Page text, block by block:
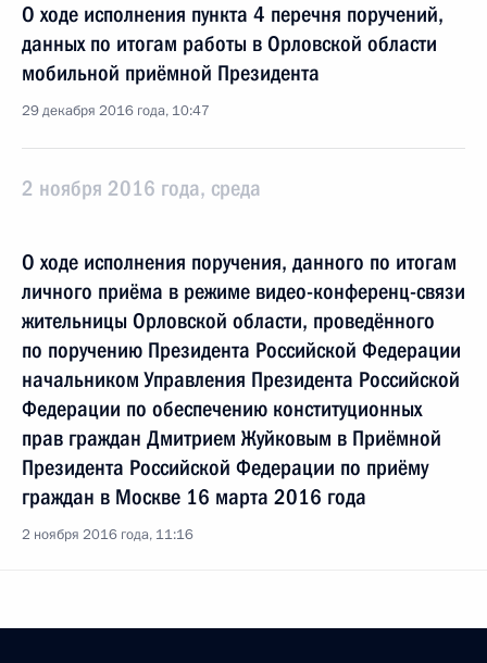
О ходе исполнения пункта 4 перечня поручений,
данных по итогам работы в Орловской области
мобильной приёмной Президента
29 декабря 2016 года, 10:47
2 ноября 2016 года, среда
О ходе исполнения поручения, данного по итогам
личного приёма в режиме видео-конференц-связи
жительницы Орловской области, проведённого
по поручению Президента Российской Федерации
начальником Управления Президента Российской
Федерации по обеспечению конституционных
прав граждан Дмитрием Жуйковым в Приёмной
Президента Российской Федерации по приёму
граждан в Москве 16 марта 2016 года
2 ноября 2016 года, 11:16